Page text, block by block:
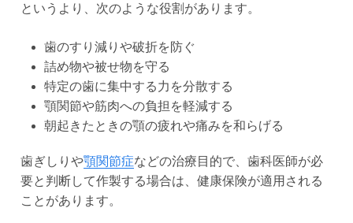
というより、次のような役割があります。
歯のすり減りや破折を防ぐ
詰め物や被せ物を守る
特定の歯に集中する力を分散する
顎関節や筋肉への負担を軽減する
朝起きたときの顎の疲れや痛みを和らげる
歯ぎしりや顎関節症などの治療目的で、歯科医師が必
要と判断して作製する場合は、健康保険が適用される
ことがあります。